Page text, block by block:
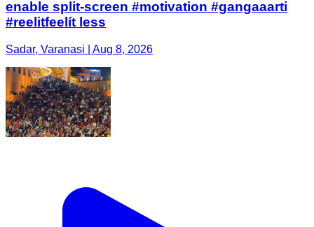
enable split-screen #motivation #gangaaarti
#reelitfeelít less
Sadar, Varanasi | Aug 8, 2026